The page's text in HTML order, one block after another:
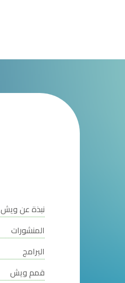
نبذة عن ويش
المنشورات
البرامج
قمم ويش